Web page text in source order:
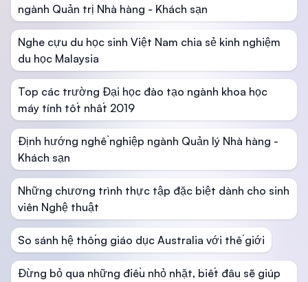
ngành Quản trị Nhà hàng - Khách sạn
Nghe cựu du học sinh Việt Nam chia sẻ kinh nghiệm
du học Malaysia
Top các trường Đại học đào tạo ngành khoa học
máy tính tốt nhất 2019
Định hướng nghề nghiệp ngành Quản lý Nhà hàng -
Khách sạn
Những chương trình thực tập đặc biệt dành cho sinh
viên Nghệ thuật
So sánh hệ thống giáo dục Australia với thế giới
Đừng bỏ qua những điều nhỏ nhặt, biết đâu sẽ giúp